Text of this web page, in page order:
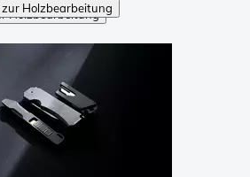
Holzbearbeitung
Holzbearbeitung